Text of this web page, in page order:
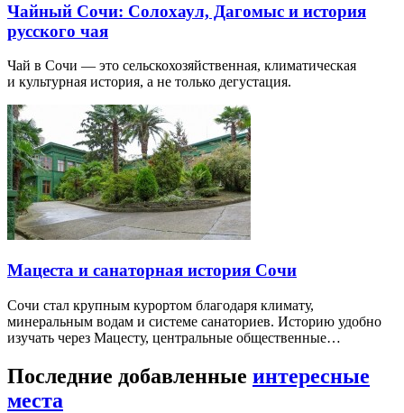
Чайный Сочи: Солохаул, Дагомыс и история
русского чая
Чай в Сочи — это сельскохозяйственная, климатическая
и культурная история, а не только дегустация.
Мацеста и санаторная история Сочи
Сочи стал крупным курортом благодаря климату,
минеральным водам и системе санаториев. Историю удобно
изучать через Мацесту, центральные общественные…
Последние добавленные интересные
места